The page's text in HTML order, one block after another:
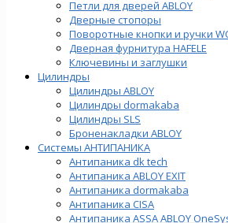
Петли для дверей ABLOY
Дверные стопоры
Поворотные кнопки и ручки
Дверная фурнитура HAFELE
Ключевины и заглушки
Цилиндры
Цилиндры ABLOY
Цилиндры dormakaba
Цилиндры SLS
Броненакладки ABLOY
Системы АНТИПАНИКА
Антипаника dk tech
Антипаника ABLOY EXIT
Антипаника dormakaba
Антипаника СISA
Антипаника ASSA ABLOY